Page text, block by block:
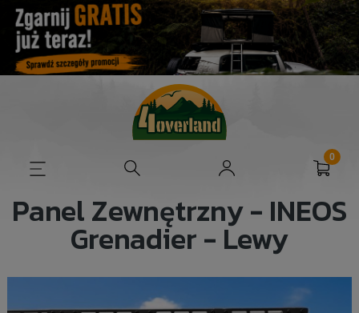
Panel Zewnętrzny - INEOS
Grenadier - Lewy